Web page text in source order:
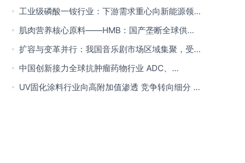
未来将向集成化、智能化方向演进
工业级磷酸一铵行业：下游需求重心向新能源领域
转移 产业链一体化趋势清晰
肌肉营养核心原料——HMB：国产垄断全球供给
市场 龙头构筑全方位竞争壁垒
扩容与变革并行：我国音乐剧市场区域集聚，受众
群体更新，内容生态持续完善
中国创新接力全球抗肿瘤药物行业 ADC、
CDK4/6与BTK引领 医保落地促专特药双渠道格局
UV固化涂料行业向高附加值渗透 竞争转向细分 恒